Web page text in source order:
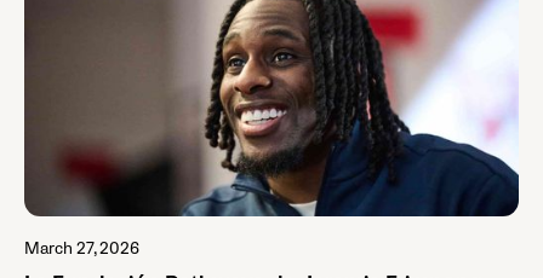
March 27, 2026